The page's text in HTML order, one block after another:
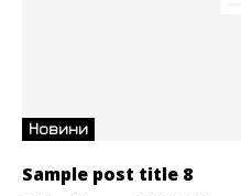
Новини
Sample post title 8